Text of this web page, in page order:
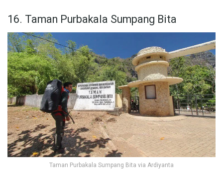
16. Taman Purbakala Sumpang Bita
Taman Purbakala Sumpang Bita via Ardiyanta